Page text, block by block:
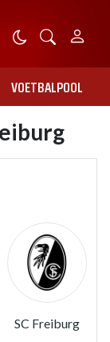
VOETBALPOOL
SC Freiburg